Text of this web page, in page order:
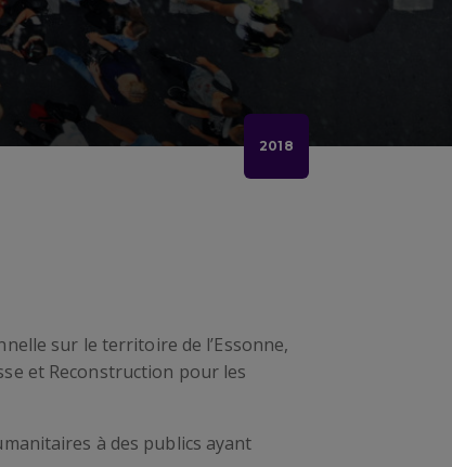
2018
sur le territoire de l’Essonne,
et Reconstruction pour les
à des publics ayant